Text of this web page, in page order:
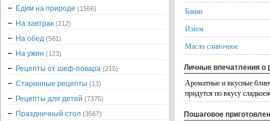
Банан
Изюм
Масло сливочное
Личные впечатления о
Ароматные и вкусные
придутся по вкусу
Пошаговое
Едим на природе (1566)
На завтрак (212)
На обед (561)
На ужин (123)
Рецепты от шеф-повара (215)
Старинные рецепты (13)
Рецепты для детей (7375)
Праздничный стол (3567)